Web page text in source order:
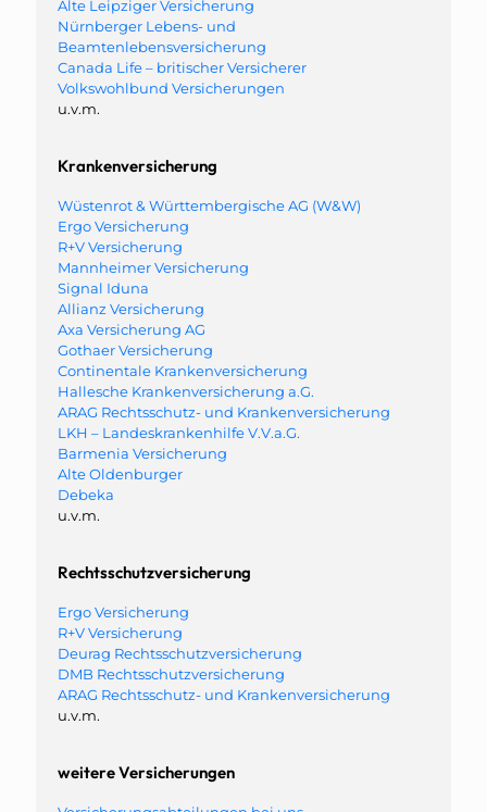
Alte Leipziger Versicherung
Nürnberger Lebens- und
Beamtenlebensversicherung
Canada Life – britischer Versicherer
Volkswohlbund Versicherungen
u.v.m.
Krankenversicherung
Wüstenrot & Württembergische AG (W&W)
Ergo Versicherung
R+V Versicherung
Mannheimer Versicherung
Signal Iduna
Allianz Versicherung
Axa Versicherung AG
Gothaer Versicherung
Continentale Krankenversicherung
Hallesche Krankenversicherung a.G.
ARAG Rechtsschutz- und Krankenversicherung
LKH – Landeskrankenhilfe V.V.a.G.
Barmenia Versicherung
Alte Oldenburger
Debeka
u.v.m.
Rechtsschutzversicherung
Ergo Versicherung
R+V Versicherung
Deurag Rechtsschutzversicherung
DMB Rechtsschutzversicherung
ARAG Rechtsschutz- und Krankenversicherung
u.v.m.
weitere Versicherungen